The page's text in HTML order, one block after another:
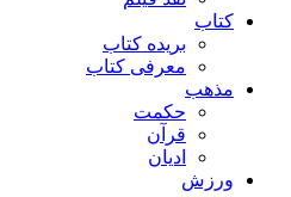
کتاب
بریده کتاب
معرفی کتاب
مذهب
حکمت
قرآن
ادیان
ورزش